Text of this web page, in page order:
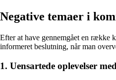
Negative temaer i
Efter at have gennemgået en række
informeret beslutning, når man
1. Uensartede oplevelser